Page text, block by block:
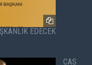
EDECEK
CAS